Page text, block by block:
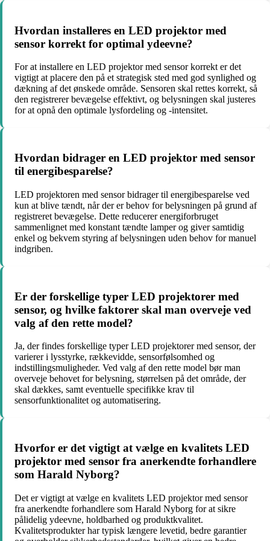
Hvordan installeres en LED projektor med
sensor korrekt for optimal ydeevne?
For at installere en LED projektor med sensor korrekt er det
vigtigt at placere den på et strategisk sted med god synlighed og
dækning af det ønskede område. Sensoren skal rettes korrekt, så
den registrerer bevægelse effektivt, og belysningen skal justeres
for at opnå den optimale lysfordeling og -intensitet.
Hvordan bidrager en LED projektor med sensor
til energibesparelse?
LED projektoren med sensor bidrager til energibesparelse ved
kun at blive tændt, når der er behov for belysningen på grund af
registreret bevægelse. Dette reducerer energiforbruget
sammenlignet med konstant tændte lamper og giver samtidig
enkel og bekvem styring af belysningen uden behov for manuel
indgriben.
Er der forskellige typer LED projektorer med
sensor, og hvilke faktorer skal man overveje ved
valg af den rette model?
Ja, der findes forskellige typer LED projektorer med sensor, der
varierer i lysstyrke, rækkevidde, sensorfølsomhed og
indstillingsmuligheder. Ved valg af den rette model bør man
overveje behovet for belysning, størrelsen på det område, der
skal dækkes, samt eventuelle specifikke krav til
sensorfunktionalitet og automatisering.
Hvorfor er det vigtigt at vælge en kvalitets LED
projektor med sensor fra anerkendte forhandlere
som Harald Nyborg?
Det er vigtigt at vælge en kvalitets LED projektor med sensor
fra anerkendte forhandlere som Harald Nyborg for at sikre
pålidelig ydeevne, holdbarhed og produktkvalitet.
Kvalitetsprodukter har typisk længere levetid, bedre garantier